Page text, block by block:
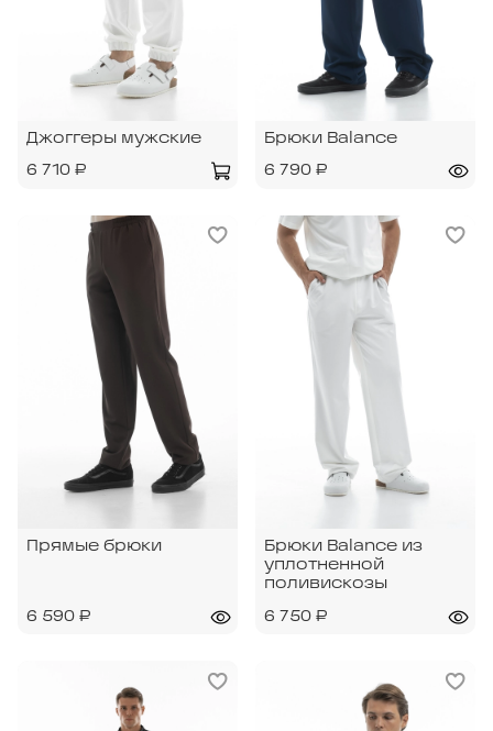
Джоггеры мужские
6 710 ₽
Брюки Balance
6 790 ₽
Прямые брюки
6 590 ₽
Брюки Balance из
уплотненной
поливискозы
6 750 ₽